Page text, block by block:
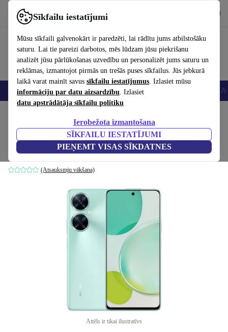
Sīkfailu iestatījumi
Mūsu sīkfaili galvenokārt ir paredzēti, lai rādītu jums atbilstošāku
saturu. Lai tie pareizi darbotos, mēs lūdzam jūsu piekrišanu
analizēt jūsu pārlūkošanas uzvedību un personalizēt jums saturu un
reklāmas, izmantojot pirmās un trešās puses sīkfailus. Jūs jebkurā
laikā varat mainīt savus sīkfailu iestatījumus. Izlasiet mūsu
informāciju par datu aizsardzību. Izlasiet
datu apstrādātāja sīkfailu politiku
Ierobežota izmantošana
SĪKFAILU IESTATĪJUMI
PIEŅEMT VISAS SĪKDATNES
Izmantojiet refurbed ātri un viegli
Viedtālruņi Portatīvie datori Planšetes Viedpulksteņi
Huawei Nova 11i
8 GB | 128 GB | Dual-SIM | Mint Green
(Atsauksmju vākšana)
Attēls ir tikai ilustratīvs